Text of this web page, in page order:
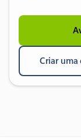
Criar uma